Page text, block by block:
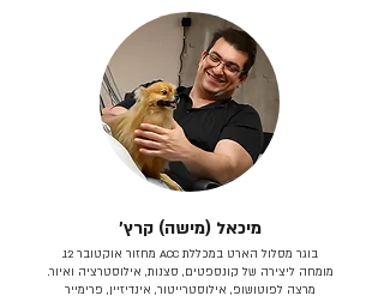
מיכאל (מישה) קרץ׳
בוגר מסלול הארט במכללת ACC מחזור אוקטובר 12.
מומחה ליצירה של קונספטים, סצנות, אילוסטרציה ואיור.
מרצה לפוטושופ, אילוסטרייטור, אינדיזיין, פרימייר